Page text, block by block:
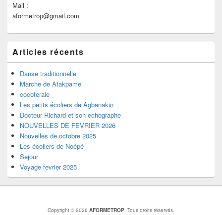
Mail :
aformetrop@gmail.com
Articles récents
Danse traditionnelle
Marche de Atakpame
cocoteraie
Les petits écoliers de Agbanakin
Docteur Richard et son echographe
NOUVELLES DE FEVRIER 2026
Nouvelles de octobre 2025
Les écoliers de Noépé
Sejour
Voyage fevrier 2025
Copyright © 2026 AFORMETROP. Tous droits réservés.